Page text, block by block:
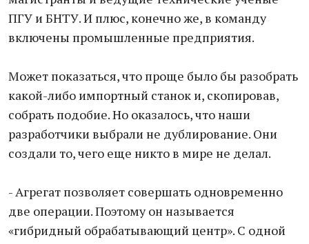
ПГУ и БНТУ. И плюс, конечно же, в команду
включены промышленные предприятия.
Может показаться, что проще было бы разобрать
какой-либо импортный станок и, скопировав,
собрать подобие. Но оказалось, что наши
разработчики выбрали не дублирование. Они
создали то, чего еще никто в мире не делал.
- Агрегат позволяет совершать одновременно
две операции. Поэтому он называется
«гибридный обрабатывающий центр». С одной